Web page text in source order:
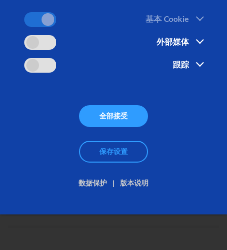
作为机床制造商，埃马克集团的产品覆盖金属软硬加
工的全部工艺。为此，埃马克采用多种工艺技术——
从车削、钻孔、铣削、滚齿和磨削，到激光焊接、热
套装配，再到电解加工。
基本 Cookie
外部媒体
跟踪
全部接受
保存设置
数据保护 版本说明